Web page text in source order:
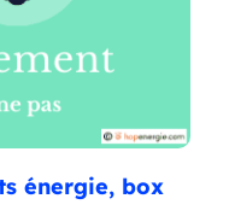
énergie, box